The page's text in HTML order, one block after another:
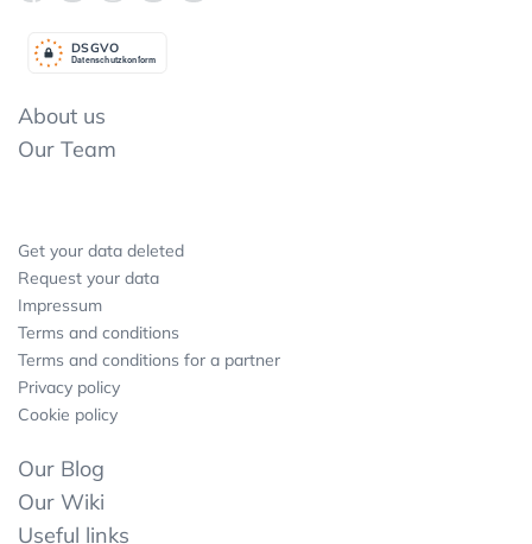
Datenschutzkonform
DSGVO
About us
Our Team
Get your data deleted
Request your data
Impressum
Terms and conditions
Terms and conditions for a partner
Privacy policy
Cookie policy
Our Blog
Our Wiki
Useful links